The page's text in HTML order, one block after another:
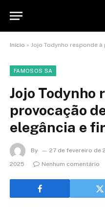
Início » Jojo Todynho responde à
FAMOSOS SA
Jojo Todynho
provocação
elegância e
By 27 de fevereiro de
2025
Nenhum comentário